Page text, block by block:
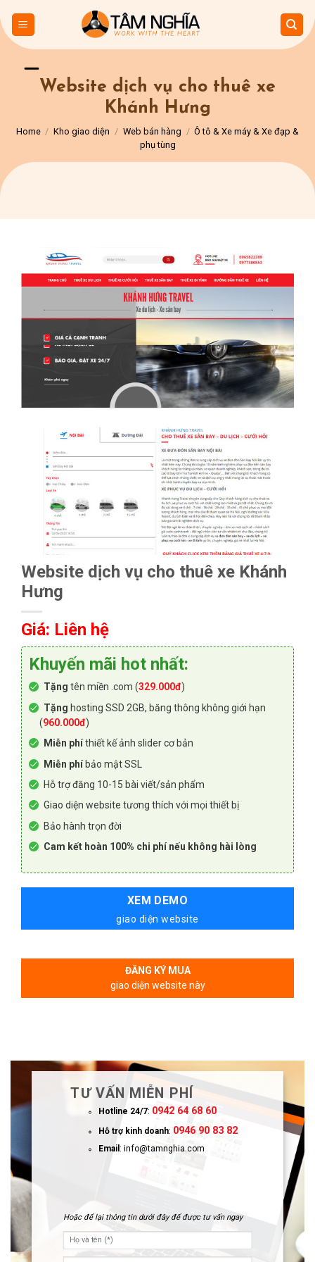
to
content
Website dịch vụ cho thuê xe
Khánh Hưng
Home / Kho giao diện / Web bán hàng / Ô tô & Xe máy & Xe đạp &
phụ tùng
Website dịch vụ cho thuê xe Khánh
Hưng
Giá: Liên hệ
Khuyến mãi hot nhất:
Tặng tên miền .com (329.000đ)
Tặng hosting SSD 2GB, băng thông không giới hạn
(960.000đ)
Miễn phíthiết kế ảnh slider cơ bản
Miễn phíbảo mật SSL
Hỗ trợ đăng 10-15 bài viết/sản phẩm
Giao diện website tương thích với mọi thiết bị
Bảo hành trọn đời
Cam kết hoàn 100% chi phí nếu không hài lòng
XEM DEMO
giao diện website
ĐĂNG KÝ MUA
giao diện website này
TƯ VẤN MIỄN PHÍ
Hotline 24/7: 0942 64 68 60
Hỗ trợ kinh doanh: 0946 90 83 82
Email : info@tamnghia.com
Hoặc để lại thông tin dưới đây để được tư vấn ngay